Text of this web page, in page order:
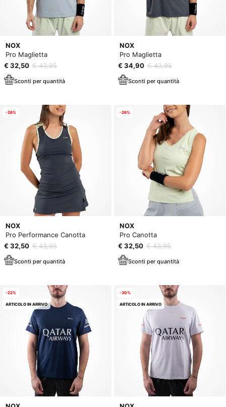
NOX
Pro Maglietta
€ 32,50 € 43,95
Sconti per quantità
NOX
Pro Maglietta
€ 34,90 € 43,95
Sconti per quantità
NOX
Pro Performance Canotta
€ 32,50 € 43,95
Sconti per quantità
-26%
NOX
Pro Canotta
€ 32,50 € 43,95
Sconti per quantità
-26%
-22%
ARTICOLO IN ARRIVO
-30%
ARTICOLO IN ARRIVO